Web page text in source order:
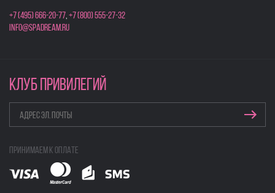
+7 (495) 666-20-77,+7 (800) 555-27-32
info@spadream.ru
КЛУБ ПРИВИЛЕГИЙ
Принимаем к оплате